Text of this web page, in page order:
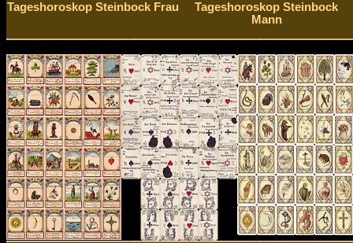
Tageshoroskop Steinbock Frau
Tageshoroskop Steinbock
Mann